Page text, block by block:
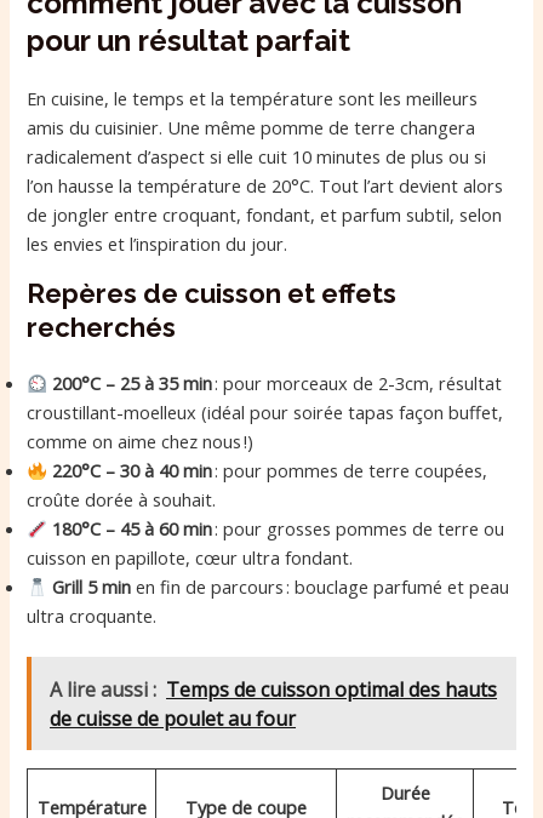
pour un résultat parfait
En cuisine, le temps et la température sont les meilleurs
amis du cuisinier. Une même pomme de terre changera
radicalement d’aspect si elle cuit 10 minutes de plus ou si
l’on hausse la température de 20°C. Tout l’art devient alors
de jongler entre croquant, fondant, et parfum subtil, selon
les envies et l’inspiration du jour.
Repères de cuisson et effets
recherchés
200°C – 25 à 35 min: pour morceaux de 2-3cm, résultat
croustillant-moelleux (idéal pour soirée tapas façon buffet,
comme on aime chez nous !)
220°C – 30 à 40 min: pour pommes de terre coupées,
croûte dorée à souhait.
180°C – 45 à 60 min: pour grosses pommes de terre ou
cuisson en papillote, cœur ultra fondant.
Grill 5 min en fin de parcours : bouclage parfumé et peau
ultra croquante.
A lire aussi : Temps de cuisson optimal des hauts
de cuisse de poulet au four
Température Type de coupe
Durée